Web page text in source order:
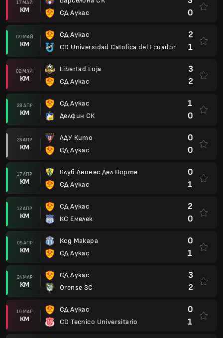
17 МАЙ
КМ
СД Аукас
0
09 МАЙ
КМ
СД Аукас
CD Universidad Catolica del Ecuador
2
1
02 МАЙ
КМ
Libertad Loja
СД Аукас
3
2
28 АПР
КМ
СД Аукас
Делфин СК
1
0
23 АПР
КМ
ЛДУ Кито
СД Аукас
0
0
17 АПР
КМ
Клуб Леонес Дел Норте
СД Аукас
0
1
12 АПР
КМ
СД Аукас
КС Емелек
2
0
05 АПР
КМ
Ксд Макара
СД Аукас
0
1
24 МАР
КМ
СД Аукас
Orense SC
3
2
19 МАР
КМ
СД Аукас
CD Tecnico Universitario
0
1